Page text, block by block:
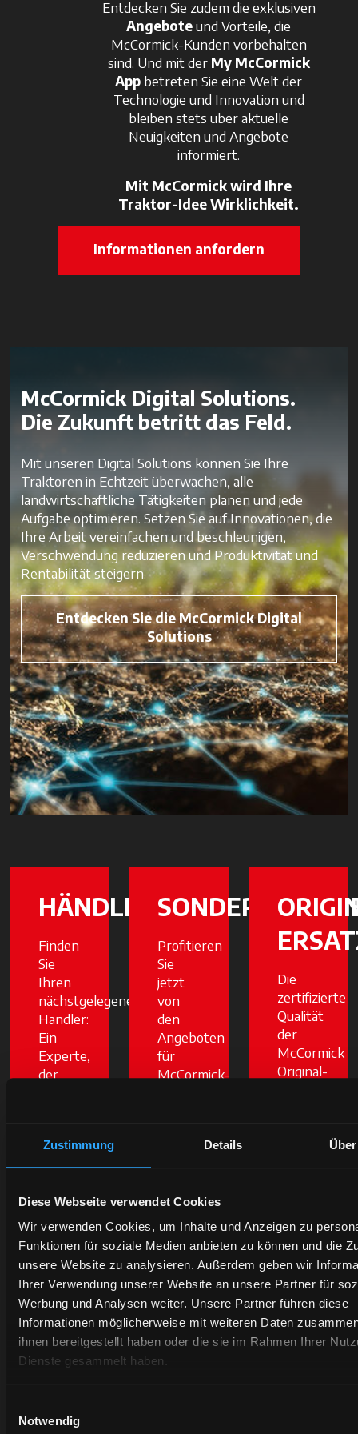
Zustimmung Details
Diese Webseite verwendet Cookies
Wir verwenden Cookies, um Inhalte und Anzeigen zu
Funktionen für soziale Medien anbieten zu können und die
unsere Website zu analysieren. Außerdem geben wir
Ihrer Verwendung unserer Website an unsere Partner für
Werbung und Analysen weiter. Unsere Partner führen diese
Informationen möglicherweise mit weiteren Daten
ihnen bereitgestellt haben oder die sie im Rahmen Ihrer
Dienste gesammelt haben.
Notwendig
Entdecken Sie zudem die exklusiven
Angeboteund Vorteile, die
McCormick-Kunden vorbehalten
sind. Und mit der My McCormick
App betreten Sie eine Welt der
Technologie und Innovation und
bleiben stets über aktuelle
Neuigkeiten und Angebote
informiert.
Mit McCormick wird Ihre
Traktor-Idee Wirklichkeit.
Informationen anfordern
McCormick Digital Solutions.
Die Zukunft betritt das Feld.
Mit unseren Digital Solutions können Sie Ihre
Traktoren in Echtzeit überwachen, alle
landwirtschaftliche Tätigkeiten planen und jede
Aufgabe optimieren. Setzen Sie auf Innovationen, die
Ihre Arbeit vereinfachen und beschleunigen,
Verschwendung reduzieren und Produktivität und
Rentabilität steigern.
Entdecken Sie die McCormick Digital
Solutions
HÄNDLER
Finden
Sie
Ihren
nächstgelegenen
Händler:
Ein
Experte,
der
zuzuhören,
wird
die
besten
Lösungen
für Ihr
Unternehmen
vorschlagen.
Erfahren
Sie
Profitieren
Sie
jetzt
von
den
Angeboten
für
McCormick-
Reichweite,
aber
nur für
kurze
Zeit.
Erfahren
Sie
Die
zertifizierte
Qualität
der
McCormick
Original-
bessere
und
höhere
Leistung.